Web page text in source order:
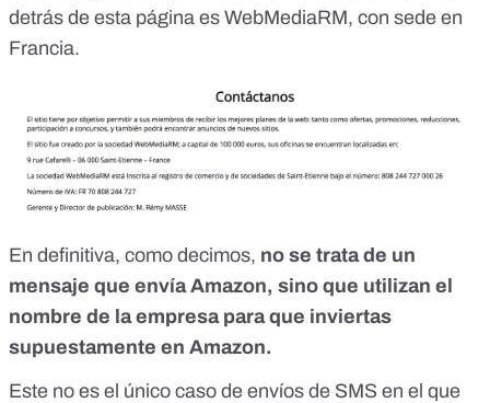
detrás de esta página es WebMediaRM, con sede en
Francia.
En definitiva, como decimos, no se trata de un
mensaje que envía Amazon, sino que utilizan el
nombre de la empresa para que inviertas
supuestamente en Amazon.
Este no es el único caso de envíos de SMS en el que